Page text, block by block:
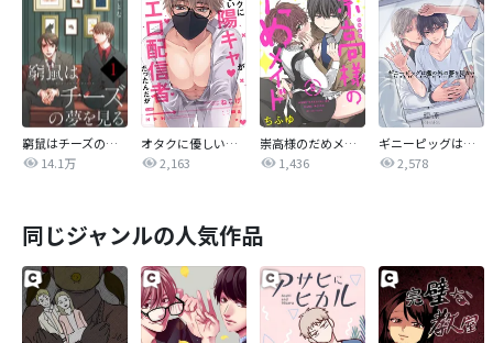
窮鼠はチーズの夢を見る【単話】
14.1万
オタクに優しい陽キャがエロ配信者だったんだが【単話売】
2,163
崇高様のだめメイド 【単話売】
1,436
ギニーピッグは檻の外の夢を見ない【単話売】
2,578
同じジャンルの人気作品